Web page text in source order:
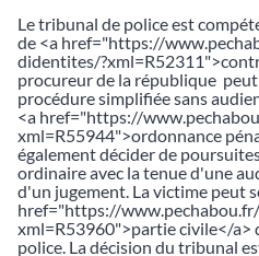
Le tribunal de police est
de <a href="https://
didentites/
procureur de la république
procédure simplifiée sans
<a href="https://
xml=R55944">ordonnance
également décider de
ordinaire avec la tenue d'une
d'un jugement. La victime peut
href="https://
xml=R53960">partie civile</a>
police. La décision du tribunal